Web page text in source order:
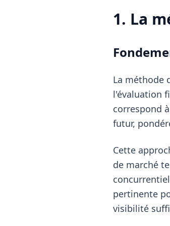
1. La
La méthode
l'évaluation
correspond
futur,
Cette
de marché
pertinente
visibilité